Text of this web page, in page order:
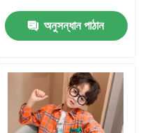
অনুসন্ধান পাঠান